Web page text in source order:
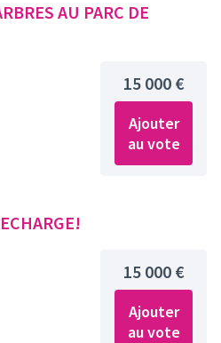
AU PARC DE
15 000 €
Ajouter
au vote
ÇA RECHARGE!
15 000 €
Ajouter
au vote